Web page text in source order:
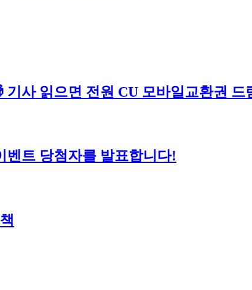
기사 읽으면 전원 CU 모바일교환권 드
벤트 당첨자를 발표합니다!